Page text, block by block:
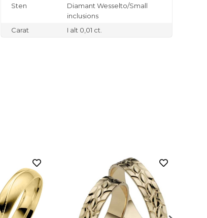
Sten
Diamant Wesselto/Small
inclusions
Carat
I alt 0,01 ct.